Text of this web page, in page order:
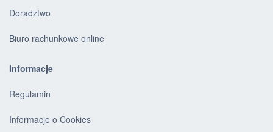
Doradztwo
Biuro rachunkowe online
Informacje
Regulamin
Informacje o Cookies